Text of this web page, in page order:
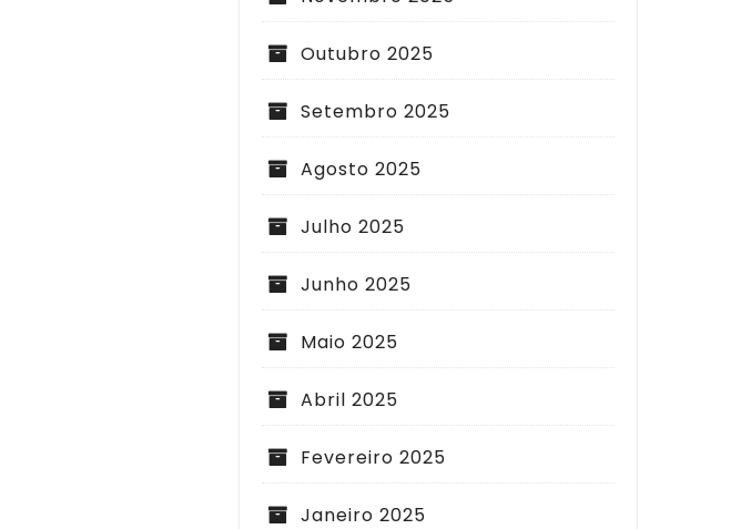
Outubro 2025
Setembro 2025
Agosto 2025
Julho 2025
Junho 2025
Maio 2025
Abril 2025
Fevereiro 2025
Janeiro 2025